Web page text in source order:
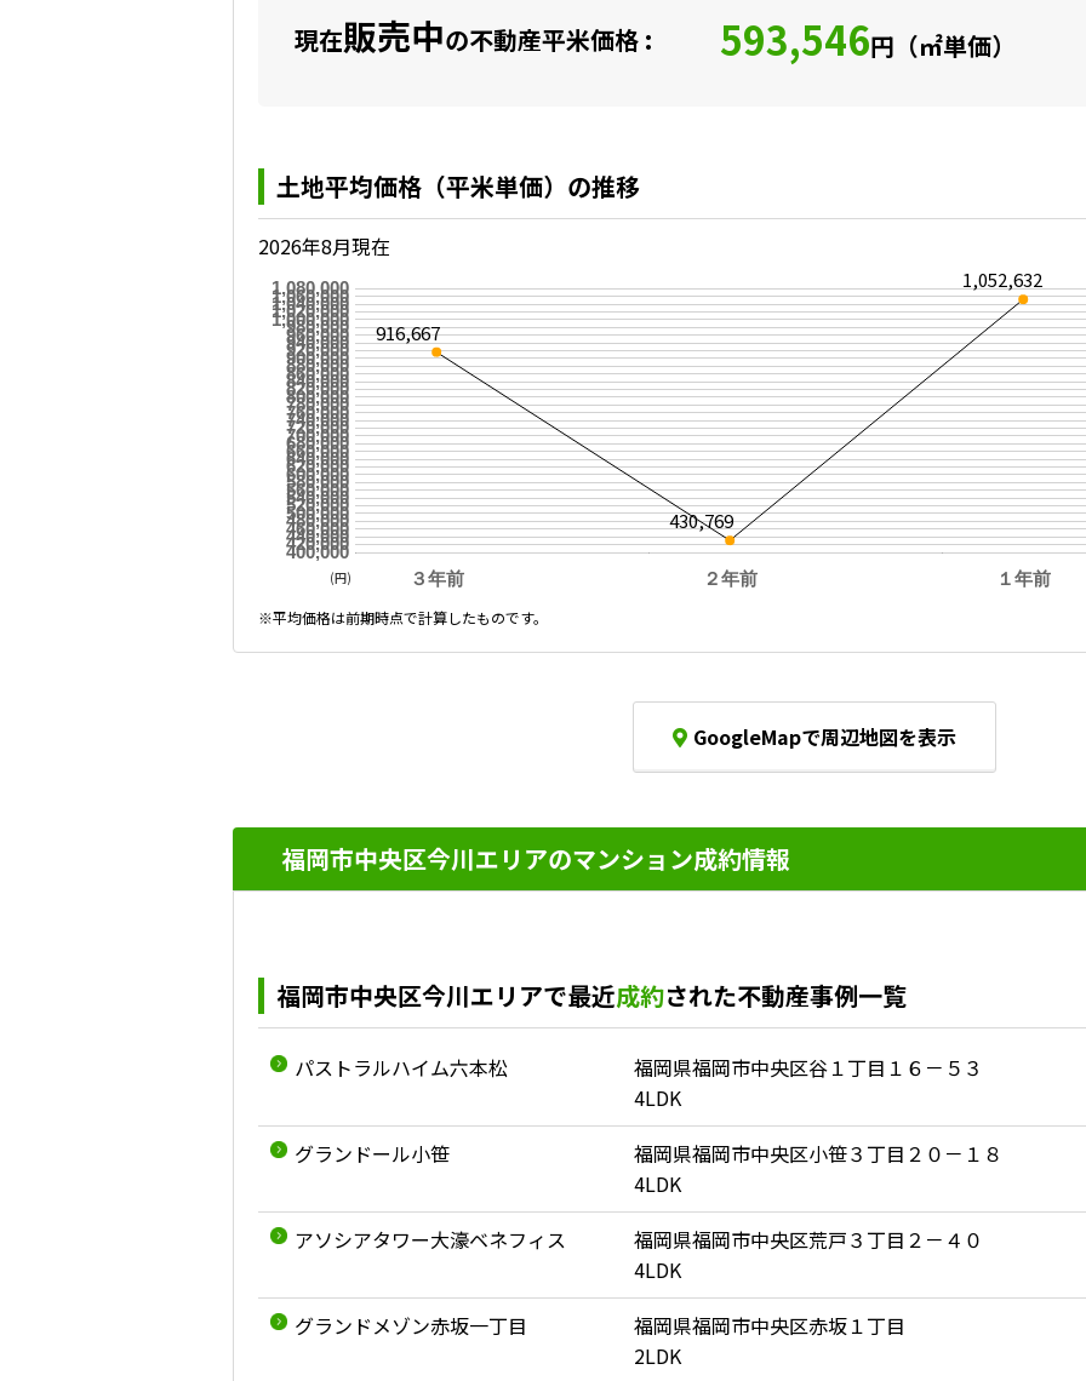
現在販売中の不動産平米価格 : 593,546円（㎡単価）
土地平均価格（平米単価）の推移
2026年8月現在
３年前 ２年前 １年前
400,000
420,000
440,000
460,000
480,000
500,000
520,000
540,000
560,000
580,000
600,000
620,000
640,000
660,000
680,000
700,000
720,000
740,000
760,000
780,000
800,000
820,000
840,000
860,000
880,000
900,000
920,000
940,000
960,000
980,000
1,000,000
1,020,000
1,040,000
1,060,000
1,080,000
916,667
430,769
1,052,632
(円)
※平均価格は前期時点で計算したものです。
GoogleMapで周辺地図を表示
福岡市中央区今川エリアのマンション成約情報
福岡市中央区今川エリアで最近成約された不動産事例一覧
パストラルハイム六本松
福岡県福岡市中央区谷１丁目１６－５３
4LDK
グランドール小笹
福岡県福岡市中央区小笹３丁目２０－１８
4LDK
アソシアタワー大濠ベネフィス
福岡県福岡市中央区荒戸３丁目２－４０
4LDK
グランドメゾン赤坂一丁目
福岡県福岡市中央区赤坂１丁目
2LDK